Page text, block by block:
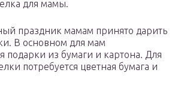
для мамы.
праздник мамам принято дарить
В основном для мам
подарки из бумаги и картона. Для
потребуется цветная бумага и